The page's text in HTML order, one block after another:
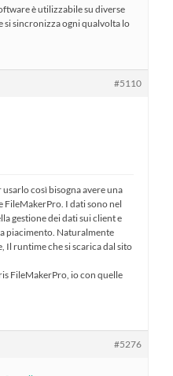
è utilizzabile su diverse
si sincronizza ogni qualvolta lo
#5110
così bisogna avere una
FileMakerPro. I dati sono nel
gestione dei dati sui client e
piacimento. Naturalmente
Il runtime che si scarica dal sito
FileMakerPro, io con quelle
#5276